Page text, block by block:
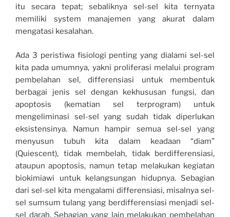
itu secara tepat; sebaliknya sel-sel kita ternyata
memiliki system manajemen yang akurat dalam
mengatasi kesalahan.
Ada 3 peristiwa fisiologi penting yang dialami sel-sel
kita pada umumnya, yakni proliferasi melalui program
pembelahan sel, differensiasi untuk membentuk
berbagai jenis sel dengan kekhususan fungsi, dan
apoptosis (kematian sel terprogram) untuk
mengeliminasi sel-sel yang sudah tidak diperlukan
eksistensinya. Namun hampir semua sel-sel yang
menyusun tubuh kita dalam keadaan “diam”
(Quiescent), tidak membelah, tidak berdifferensiasi,
ataupun apoptosis, namun tetap melakukan kegiatan
biokimiawi untuk kelangsungan hidupnya. Sebagian
dari sel-sel kita mengalami differensiasi, misalnya sel-
sel sumsum tulang yang berdifferensiasi menjadi sel-
sel darah. Sebagian yang lain melakukan pembelahan